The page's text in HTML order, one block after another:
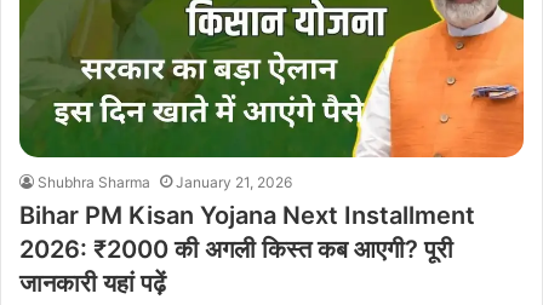
Shubhra Sharma January 21, 2026
Bihar PM Kisan Yojana Next Installment
2026: ₹2000 की अगली किस्त कब आएगी? पूरी
जानकारी यहां पढ़ें